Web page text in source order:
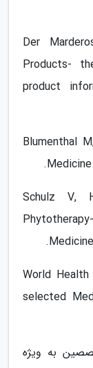
1- Der
Products-
product
2-
3- Schulz
4- World
selected
به ویژه